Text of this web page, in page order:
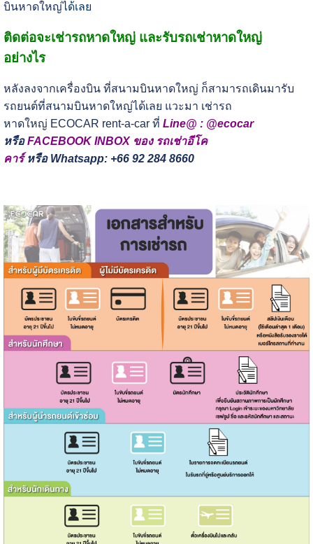
บินหาดใหญ่ได้เลย
ติดต่อจะเช่ารถหาดใหญ่ และรับรถเช่าหาดใหญ่
อย่างไร
หลังลงจากเครื่องบิน ที่สนามบินหาดใหญ่ ก็สามารถเดินมารับ
รถยนต์ที่สนามบินหาดใหญ่ได้เลย แวะมา เช่ารถ
หาดใหญ่ ECOCAR rent-a-car ที่ Line@ : @ecocar
หรือFACEBOOK INBOX ของ รถเช่าอีโค
คาร์หรือ Whatsapp: +66 92 284 8660